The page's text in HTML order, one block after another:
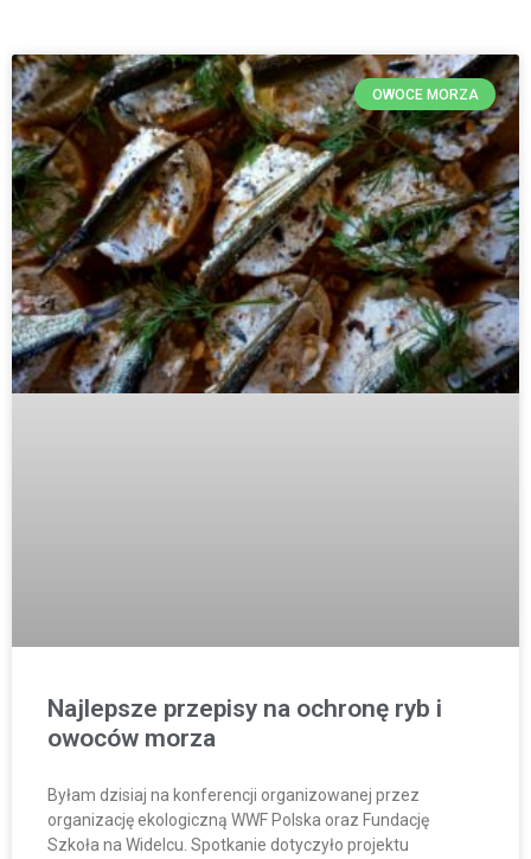
OWOCE MORZA
Najlepsze przepisy na ochronę ryb i
owoców morza
Byłam dzisiaj na konferencji organizowanej przez
organizację ekologiczną WWF Polska oraz Fundację
Szkoła na Widelcu. Spotkanie dotyczyło projektu